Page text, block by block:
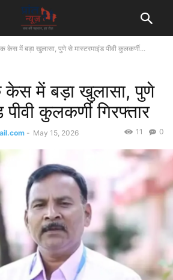
केस में बड़ा खुलासा, पुणे से मास्टरमाइंड पीवी कुलकर्णी...
केस में बड़ा खुलासा, पुणे
कुलकर्णी गिरफ्तार
- May 15, 2026 0
11